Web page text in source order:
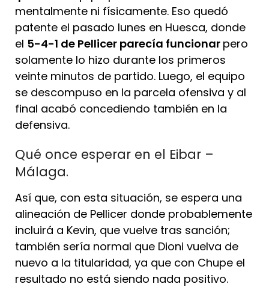
mentalmente ni físicamente. Eso quedó
patente el pasado lunes en Huesca, donde
el 5-4-1 de Pellicer parecía funcionar pero
solamente lo hizo durante los primeros
veinte minutos de partido. Luego, el equipo
se descompuso en la parcela ofensiva y al
final acabó concediendo también en la
defensiva.
Qué once esperar en el Eibar –
Málaga.
Así que, con esta situación, se espera una
alineación de Pellicer donde probablemente
incluirá a Kevin, que vuelve tras sanción;
también sería normal que Dioni vuelva de
nuevo a la titularidad, ya que con Chupe el
resultado no está siendo nada positivo.